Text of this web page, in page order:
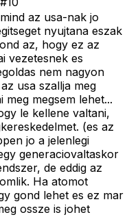
az usa-nak jo
nyujtana eszak
az, hogy ez az
vezetesnek es
nem nagyon
usa szallja meg
megsem lehet...
le kellene valtani,
(es az
jo a jelenlegi
generaciovaltaskor
de eddig az
Ha atomot
gond lehet es ez mar
ossze is johet